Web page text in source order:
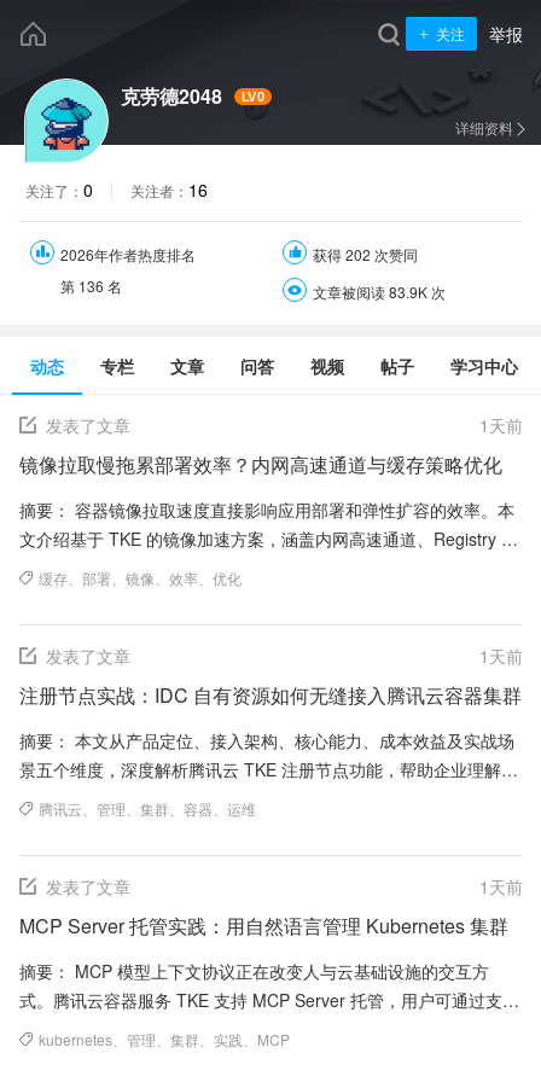
关注 举报
克劳德2048 LV0
详细资料
关注了： 0 关注者： 16
2026年作者热度排名
第 136 名
获得 202 次赞同
文章被阅读 83.9K 次
动态 专栏 文章 问答 视频 帖子 学习中心
发表了文章 1 天前
镜像拉取慢拖累部署效率？内网高速通道与缓存策略优化
摘要： 容器镜像拉取速度直接影响应用部署和弹性扩容的效率。本
文介绍基于 TKE 的镜像加速方案，涵盖内网高速通道、Registry 镜
像缓存和懒加载等关键技术手...
缓存 部署 镜像 效率 优化
发表了文章 1 天前
注册节点实战：IDC 自有资源如何无缝接入腾讯云容器集群
摘要： 本文从产品定位、接入架构、核心能力、成本效益及实战场
景五个维度，深度解析腾讯云 TKE 注册节点功能，帮助企业理解如
何将 IDC 自有资源无缝纳入云端容...
腾讯云 管理 集群 容器 运维
发表了文章 1 天前
MCP Server 托管实践：用自然语言管理 Kubernetes 集群
摘要： MCP 模型上下文协议正在改变人与云基础设施的交互方
式。腾讯云容器服务 TKE 支持 MCP Server 托管，用户可通过支持
MCP 协议的 AI ...
kubernetes 管理 集群 实践 MCP